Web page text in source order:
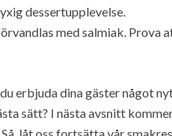
dessertupplevelse.
med salmiak. Prova
erbjuda dina gäster något
sätt? I nästa avsnitt